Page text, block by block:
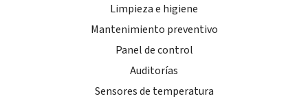
Limpieza e higiene
Mantenimiento preventivo
Panel de control
Auditorías
Sensores de temperatura